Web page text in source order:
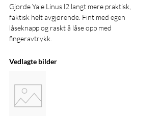
5.3
brukerinformasjon og
et varsel i appen
opp når du nærmer deg
Gjorde Yale Linus l2 langt mere praktisk,
faktisk helt avgjørende. Fint med egen
låseknapp og raskt å låse opp med
fingeravtrykk.
Vedlagte bilder